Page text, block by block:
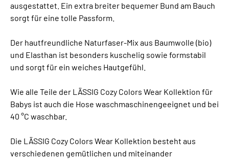
ausgestattet. Ein extra breiter bequemer Bund am Bauch
sorgt für eine tolle Passform.
Der hautfreundliche Naturfaser-Mix aus Baumwolle (bio)
und Elasthan ist besonders kuschelig sowie formstabil
und sorgt für ein weiches Hautgefühl.
Wie alle Teile der LÄSSIG Cozy Colors Wear Kollektion für
Babys ist auch die Hose waschmaschinengeeignet und bei
40 °C waschbar.
Die LÄSSIG Cozy Colors Wear Kollektion besteht aus
verschiedenen gemütlichen und miteinander